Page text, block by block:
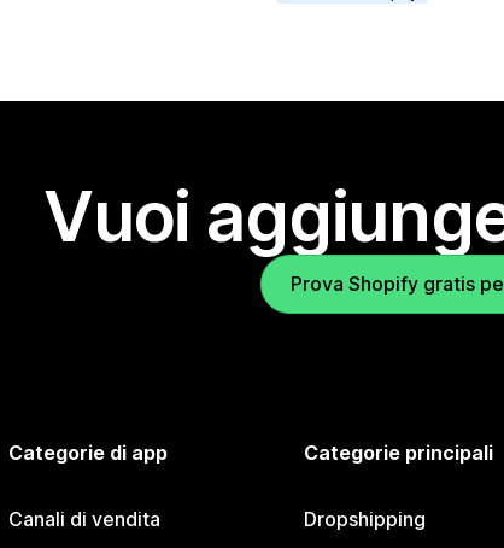
Vuoi
Prova Shopify gratis
Categorie di app
Canali di vendita
Categorie principali
Dropshipping